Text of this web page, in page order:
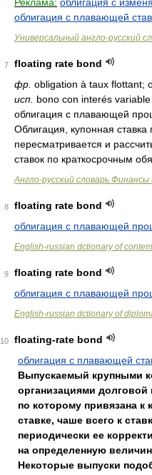
облигация с плавающей
Универсальный англо-русский
7
floating rate bond
фр. obligation à taux flottant;
исп. bono con interés variable
облигация с плавающей
Облигация, купонная ставка
пересматривается и
ставок по краткосрочным
Англо-русский словарь Финансы
8
floating rate bond
облигация с плавающей
English-russian dctionary of
9
floating rate bond
облигация с плавающей
English-russian dctionary of
10
floating-rate bond
облигация с плавающей
Выпускаемый крупными
организациями долговой
по которому привязана к
ставке, чаше всего к
периодически ее
на определенную
Некоторые выпуски